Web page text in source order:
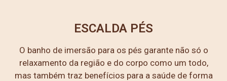
ESCALDA PÉS
O banho de imersão para os pés garante não só o
relaxamento da região e do corpo como um todo,
mas também traz benefícios para a saúde de forma